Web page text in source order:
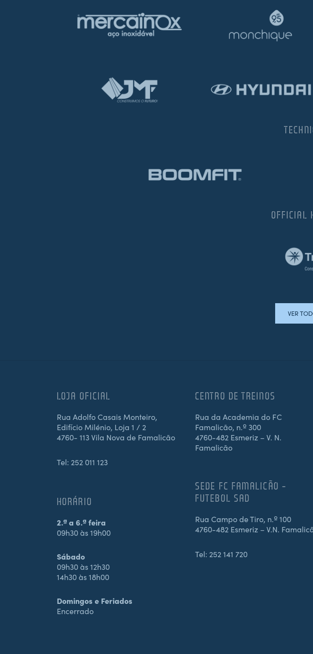
OFFICIAL
VER
LOJA OFICIAL
Rua Adolfo Casais Monteiro,
Edifício Milénio, Loja 1 / 2
4760- 113 Vila Nova de Famalicão
Tel: 252 011 123
HORÁRIO
2.ª a 6.ª feira
09h30 às 19h00
Sábado
09h30 às 12h30
14h30 às 18h00
Domingos e Feriados
Encerrado
CENTRO DE TREINOS
Rua da Academia do FC
Famalicão, n.º 300
4760-482 Esmeriz – V. N.
Famalicão
SEDE FC FAMALICÃO –
FUTEBOL SAD
Rua Campo de Tiro, n.º 100
4760-482 Esmeriz – V.N.
Tel: 252 141 720